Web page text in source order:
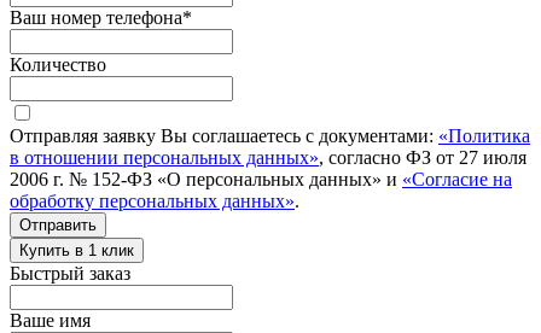
Ваш номер телефона*
Количество
Отправляя заявку Вы соглашаетесь с документами: «Политика
в отношении персональных данных», согласно ФЗ от 27 июля
2006 г. № 152-ФЗ «О персональных данных» и «Согласие на
обработку персональных данных».
Отправить
Купить в 1 клик
Быстрый заказ
Ваше имя